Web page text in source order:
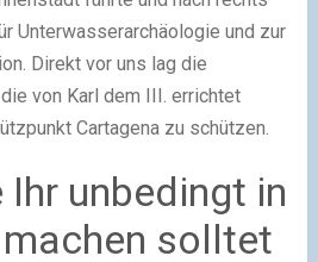
Unterwasserarchäologie und zur
Direkt vor uns lag die
von Karl dem III. errichtet
Cartagena zu schützen.
Ihr unbedingt in
solltet